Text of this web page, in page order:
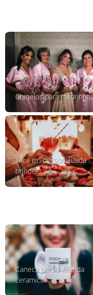
Chinelos para
Taca gin personalizada
brindes
Caneca personalizada
ceramica